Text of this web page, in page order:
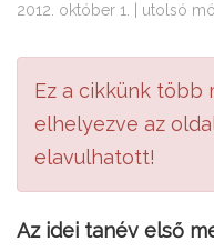
2012. október 1. | utolsó
Ez a cikkünk
elhelyezve az
elavulhatott!
Az idei tanév első